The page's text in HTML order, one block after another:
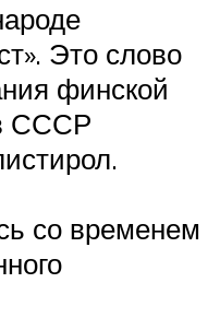
Это слово
финской
СССР
со временем